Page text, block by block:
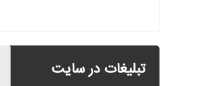
تبلیغات در سایت